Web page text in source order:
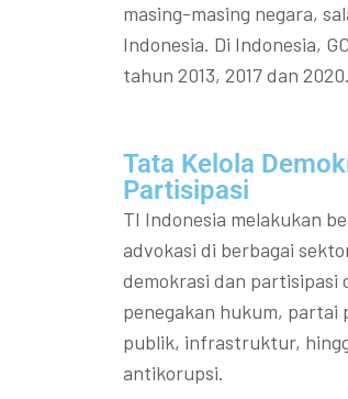
masing-masing negara,
Indonesia. Di Indonesia,
tahun 2013, 2017 dan 2020.
Tata Kelola
Partisipasi​
TI Indonesia melakukan
advokasi di berbagai
demokrasi dan partisipasi
penegakan hukum, partai
publik, infrastruktur,
antikorupsi.